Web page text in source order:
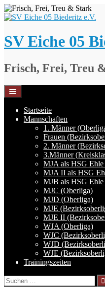
Springe
zum
SV Eiche 05
Frisch, Frei, Treu
Startseite
Mannschaften
1. Männer
Frauen
2. Männer
3.Männer
MJA als HSG
MJA II als HSG
MJB als HSG
MJC (Oberliga)
MJD (Oberliga)
MJE
MJE II
WJA (Oberliga)
WJC
WJD
WJE
Trainingszeiten
Suchen
nach: